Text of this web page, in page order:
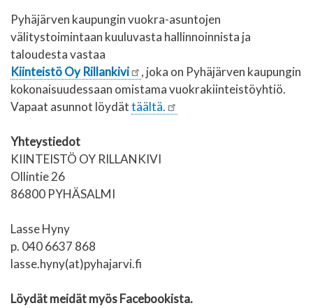
Pyhäjärven kaupungin vuokra-asuntojen
välitystoimintaan kuuluvasta hallinnoinnista ja
taloudesta vastaa
Kiinteistö Oy Rillankivi
, joka on Pyhäjärven kaupungin
kokonaisuudessaan omistama vuokrakiinteistöyhtiö.
Vapaat asunnot löydättäältä.
Yhteystiedot
KIINTEISTÖ OY RILLANKIVI
Ollintie 26
86800 PYHÄSALMI
Lasse Hyny
p. 040 6637 868
lasse.hyny(at)pyhajarvi.fi
Löydät meidät myös Facebookista.